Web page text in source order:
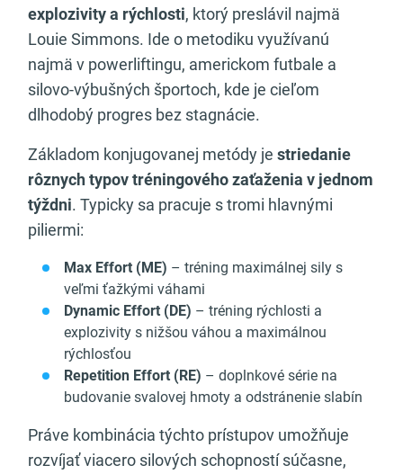
explozivity a rýchlosti, ktorý preslávil najmä
Louie Simmons. Ide o metodiku využívanú
najmä v powerliftingu, americkom futbale a
silovo-výbušných športoch, kde je cieľom
dlhodobý progres bez stagnácie.
Základom konjugovanej metódy je striedanie
rôznych typov tréningového zaťaženia v jednom
týždni. Typicky sa pracuje s tromi hlavnými
piliermi:
Max Effort (ME) – tréning maximálnej sily s
veľmi ťažkými váhami
Dynamic Effort (DE) – tréning rýchlosti a
explozivity s nižšou váhou a maximálnou
rýchlosťou
Repetition Effort (RE) – doplnkové série na
budovanie svalovej hmoty a odstránenie slabín
Práve kombinácia týchto prístupov umožňuje
rozvíjať viacero silových schopností súčasne,